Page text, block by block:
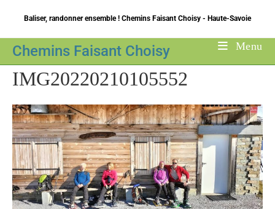
content
Baliser, randonner ensemble ! Chemins Faisant Choisy - Haute-Savoie
Chemins Faisant Choisy Menu
IMG20220210105552